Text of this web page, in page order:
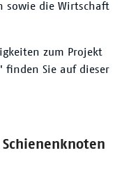
sowie die Wirtschaft
zum Projekt
finden Sie auf dieser